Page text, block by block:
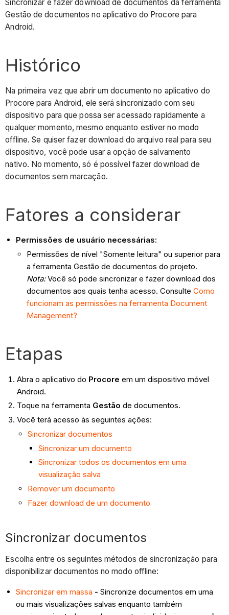
Sincronizar e fazer download de documentos da ferramenta
Gestão de documentos no aplicativo do Procore para
Android.
Histórico
Na primeira vez que abrir um documento no aplicativo do
Procore para Android, ele será sincronizado com seu
dispositivo para que possa ser acessado rapidamente a
qualquer momento, mesmo enquanto estiver no modo
offline. Se quiser fazer download do arquivo real para seu
dispositivo, você pode usar a opção de salvamento
nativo. No momento, só é possível fazer download de
documentos sem marcação.
Fatores a considerar
Permissões de usuário necessárias:
Permissões de nível "Somente leitura" ou superior para
a ferramenta Gestão de documentos do projeto.
Nota:Você só pode sincronizar e fazer download dos
documentos aos quais tenha acesso. ConsulteComo
funcionam as permissões na ferramenta Document
Management?
Etapas
Abra o aplicativo do Procore em um dispositivo móvel
Android.
Toque na ferramenta Gestão de documentos.
Você terá acesso às seguintes ações:
Sincronizar documentos
Sincronizar um documento
Sincronizar todos os documentos em uma
visualização salva
Remover um documento
Fazer download de um documento
Sincronizar documentos
Escolha entre os seguintes métodos de sincronização para
disponibilizar documentos no modo offline:
Sincronizar em massa -Sincronize documentos em uma
ou mais visualizações salvas enquanto também